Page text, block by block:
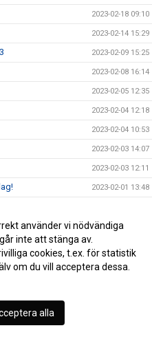
2023-02-18 09:10
2023-02-14 15:29
2023-02-09 15:25
2023-02-08 16:14
2023-02-05 12:35
2023-02-04 12:18
2023-02-04 10:53
2023-02-03 14:07
2023-02-03 12:11
2023-02-01 13:48
4 2023-01-29 13:54
match 2023-01-28 19:29
2023-01-27 15:48
4
använder vi nödvändiga
inte att stänga av.
cookies, t.ex. för statistik
om du vill acceptera dessa.
alla